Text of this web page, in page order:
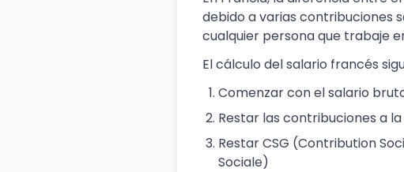
debido a varias contribuciones
cualquier persona que trabaje
El cálculo del salario francés
Comenzar con el salario
Restar las contribuciones a
Restar CSG (Contribution
Sociale)